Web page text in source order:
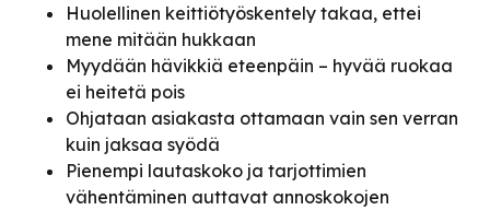
Huolellinen keittiötyöskentely takaa, ettei
mene mitään hukkaan
Myydään hävikkiä eteenpäin – hyvää ruokaa
ei heitetä pois
Ohjataan asiakasta ottamaan vain sen verran
kuin jaksaa syödä
Pienempi lautaskoko ja tarjottimien
vähentäminen auttavat annoskokojen